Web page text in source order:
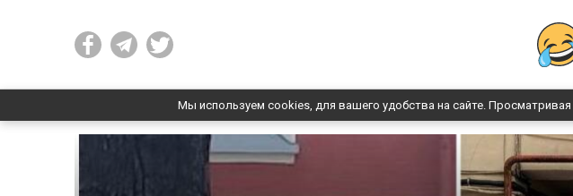
Мы используем cookies, для вашего удобства на сайте.